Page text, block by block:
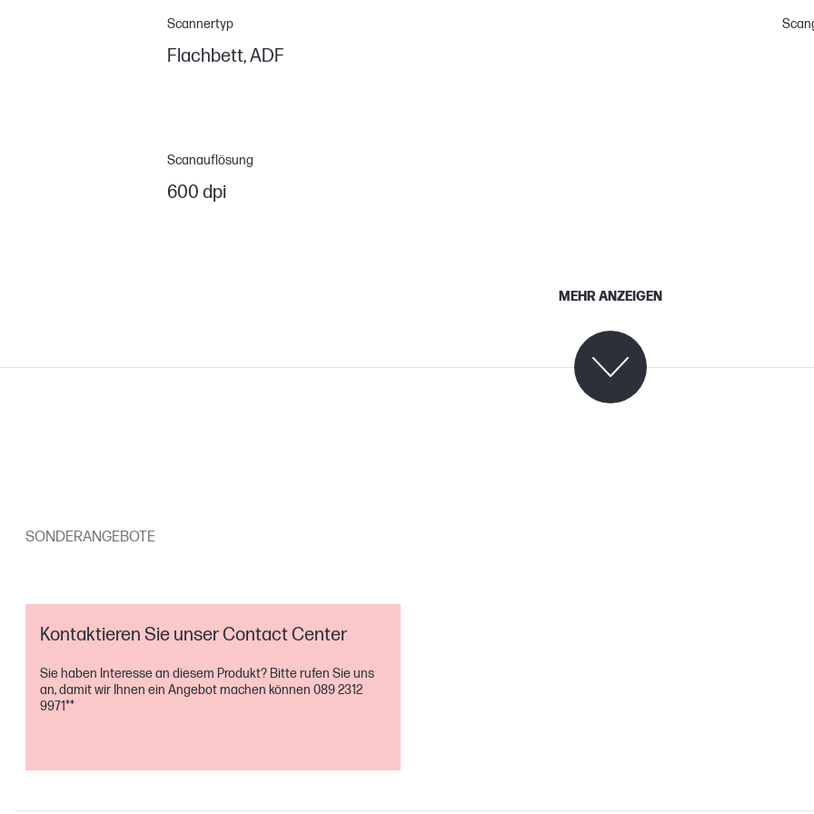
Scannertyp
Flachbett, ADF
Scanauflösung
600 dpi
MEHR ANZEIGEN
UNTERSTÜTZTE BETRIEBSSYSTEME
Betriebssystem (Hinweis zur Unterstützung)
SONDERANGEBOTE
Kontaktieren Sie unser Contact Center
Sie haben Interesse an diesem Produkt? Bitte rufen Sie uns
an, damit wir Ihnen ein Angebot machen können 089 2312
9971**